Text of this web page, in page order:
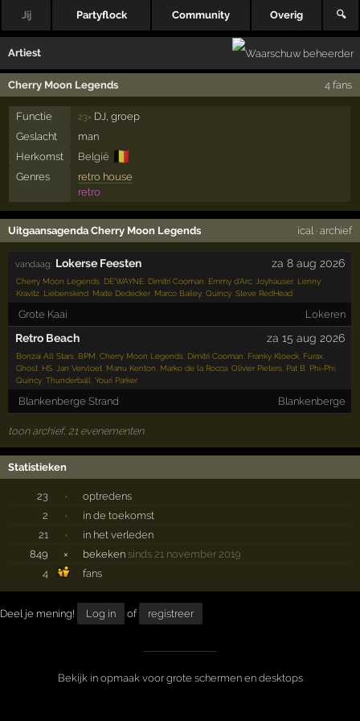
Jij Partyflock Community Overig 🔍
Artiest
Cherry Moon Legends 4 fans
Functie 23× DJ, groep
Geslacht
man
Herkomst
België 🇧🇪
Genres
retro house
retro
Uitgaansagenda Cherry Moon Legends ical· archief
vandaag: Lokerse Feesten za 8 aug 2026
Cherry Moon Legends DE'WAYNE Dimitri Cooman Emmy d'Arc Joyhauser Lenny
Kravitz Liebenskind Maite Dedecker Marco Bailey ,Quincy ,Steve RedHead
Grote Kaai Lokeren
Retro Beach za 15 aug 2026
Bonzai All Stars BPM ,Cherry Moon Legends Dimitri Cooman Franky Kloeck Furax
Ghost HS Jan Vervloet Manu Kenton Marko de la Rocca ,Olivier Pieters Pat B Phi-Phi
Quincy ,Thunderball ,Youri Parker
Blankenberge Strand Blankenberge
toon archief, 21 evenementen
Statistieken
23 ·
optredens
2
·
in de toekomst
21
·
in het verleden
849
× bekeken sinds 21 november 2019
4
fans
Deel je mening! Log in of registreer
Bekijk in opmaak voor grote schermen en desktops